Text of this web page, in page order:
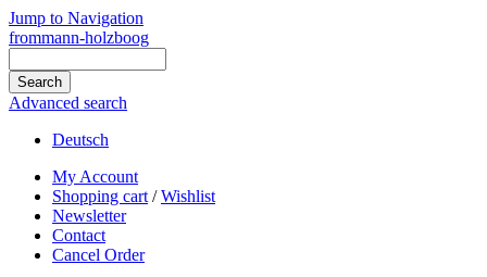
Jump to Navigation
frommann-holzboog
Advanced search
Deutsch
My Account
Shopping cart /Wishlist
Newsletter
Contact
Cancel Order